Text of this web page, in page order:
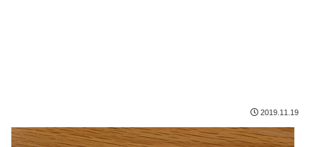
2019.11.19